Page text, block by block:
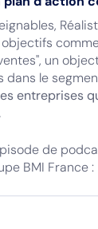
un
le
entreprises
de
BMI France :